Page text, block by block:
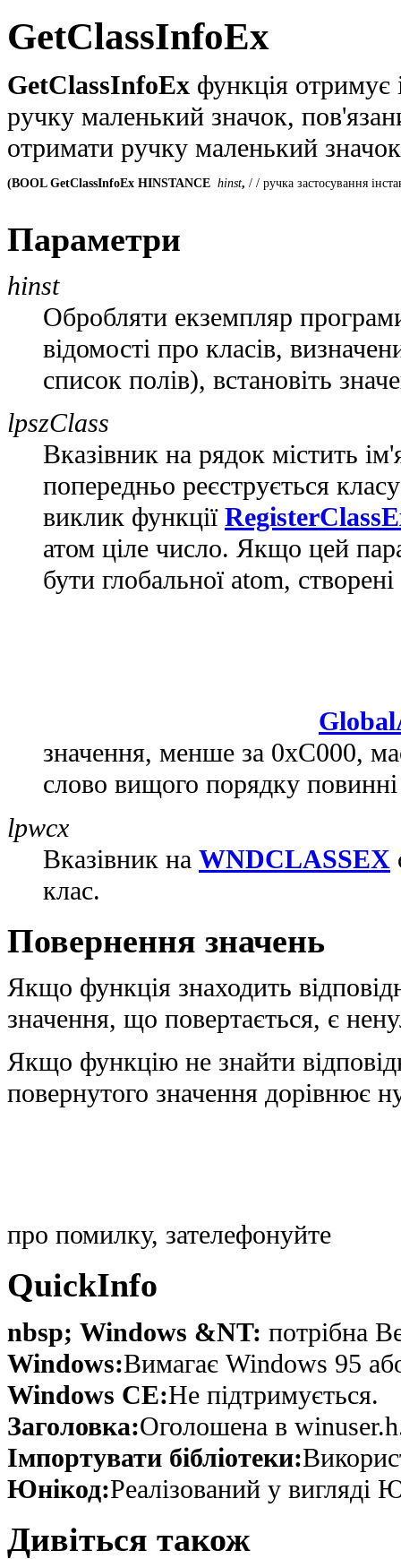
GetClassInfoEx
GetClassInfoEx функція
ручку маленький значок,
отримати ручку маленький
(BOOL GetClassInfoEx HINSTANCE hinst, / / ручка застосування
Параметри
hinst
Обробляти екземпляр
відомості про класів,
список полів), встановіть
lpszClass
Вказівник на рядок містить
попередньо реєструється
виклик функції
атом ціле число. Якщо цей
бути глобальної atom,
значення, менше за 0xC000,
слово вищого порядку
lpwcx
Вказівник на WNDCLASSEX
клас.
Повернення значень
Якщо функція знаходить
значення, що повертається, є
Якщо функцію не знайти
повернутого значення дорівнює
про помилку, зателефонуйте
QuickInfo
nbsp; Windows &NT: потрібна
Windows:Вимагає Windows 95 або
Windows CE:Не підтримується.
Заголовка:Оголошена в
Імпортувати бібліотеки:
Юнікод:Реалізований у вигляді
Дивіться також